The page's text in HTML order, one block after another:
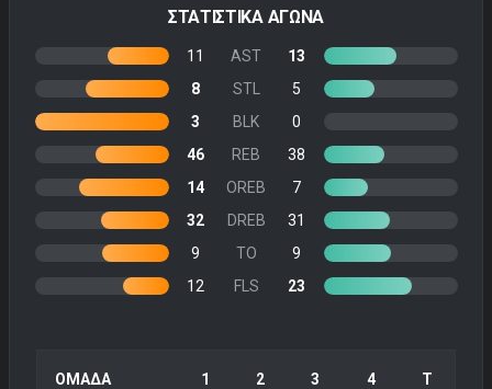
ΣΤΑΤΙΣΤΙΚΑ ΑΓΩΝΑ
11 AST
13
8
STL
5
3
BLK
0
46
REB
38
14
OREB
7
32
DREB
31
9
TO
9
12
FLS 23
ΟΜΑΔΑ 1 2 3 4 Τ